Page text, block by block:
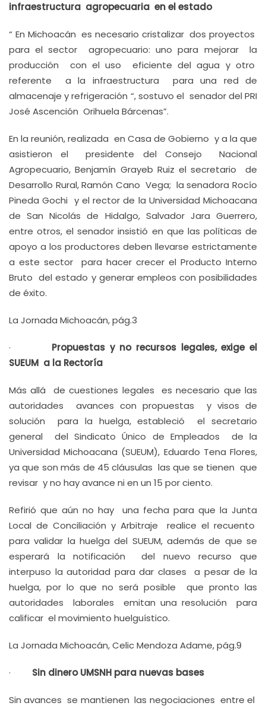
infraestructura agropecuaria en el estado
“ En Michoacán es necesario cristalizar dos proyectos
para el sector agropecuario: uno para mejorar la
producción con el uso eficiente del agua y otro
referente a la infraestructura para una red de
almacenaje y refrigeración “, sostuvo el senador del PRI
José Ascención Orihuela Bárcenas”.
En la reunión, realizada en Casa de Gobierno y a la que
asistieron el presidente del Consejo Nacional
Agropecuario, Benjamín Grayeb Ruiz el secretario de
Desarrollo Rural, Ramón Cano Vega; la senadora Rocío
Pineda Gochi y el rector de la Universidad Michoacana
de San Nicolás de Hidalgo, Salvador Jara Guerrero,
entre otros, el senador insistió en que las políticas de
apoyo a los productores deben llevarse estrictamente
a este sector para hacer crecer el Producto Interno
Bruto del estado y generar empleos con posibilidades
de éxito.
La Jornada Michoacán, pág.3
· Propuestas y no recursos legales, exige el
SUEUM a la Rectoría
Más allá de cuestiones legales es necesario que las
autoridades avances con propuestas y visos de
solución para la huelga, estableció el secretario
general del Sindicato Único de Empleados de la
Universidad Michoacana (SUEUM), Eduardo Tena Flores,
ya que son más de 45 cláusulas las que se tienen que
revisar y no hay avance ni en un 15 por ciento.
Refirió que aún no hay una fecha para que la Junta
Local de Conciliación y Arbitraje realice el recuento
para validar la huelga del SUEUM, además de que se
esperará la notificación del nuevo recurso que
interpuso la autoridad para dar clases a pesar de la
huelga, por lo que no será posible que pronto las
autoridades laborales emitan una resolución para
calificar el movimiento huelguístico.
La Jornada Michoacán, Celic Mendoza Adame, pág.9
· Sin dinero UMSNH para nuevas bases
Sin avances se mantienen las negociaciones entre el